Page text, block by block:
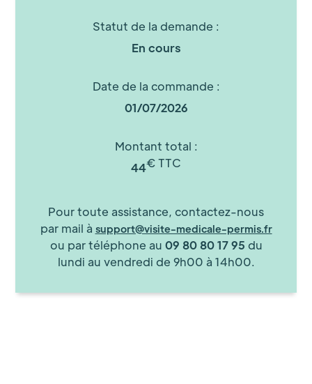
Statut de la demande :
En cours
Date de la commande :
01/07/2026
Montant total :
44€ TTC
Pour toute assistance, contactez-nous
par mail à support@visite-medicale-permis.fr
ou par téléphone au 09 80 80 17 95 du
lundi au vendredi de 9h00 à 14h00.